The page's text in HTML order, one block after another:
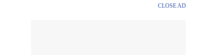
CLOSE AD